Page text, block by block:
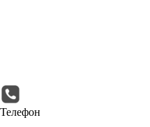
Телефон